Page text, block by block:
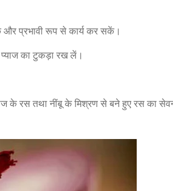
और प्रभावी रूप से कार्य कर सकें।
का टुकड़ा रख लें।
के रस तथा नींबू के मिश्रण से बने हुए रस का